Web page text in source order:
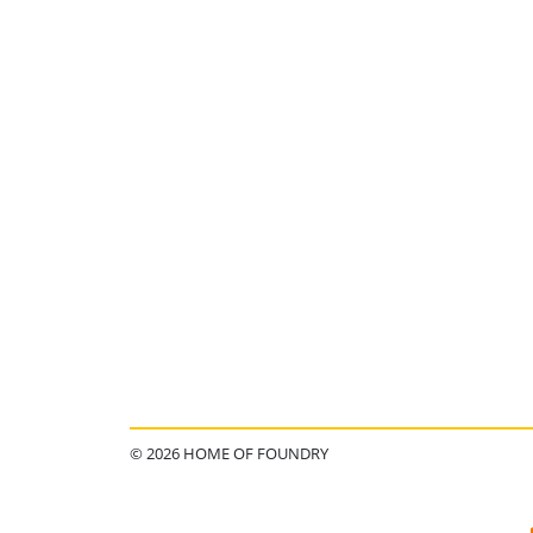
© 2026 HOME OF FOUNDRY